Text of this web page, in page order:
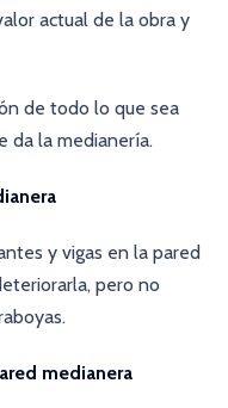
actual de la obra y
de todo lo que sea
da la medianería.
y vigas en la pared
pero no
medianera